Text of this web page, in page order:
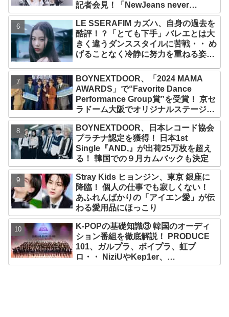
記者会見！「NewJeans never
dies!」と微笑みの宣言！ ADOR側、
2029年まで契約有効と主張
LE SSERAFIM カズハ、自身の過去を
酷評！？「とても下手」バレエとは大
きく違うダンススタイルに苦戦・・ め
げることなく冷静に努力を重ねる姿に
BOYNEXTDOOR、「2024 MAMA
AWARDS」で“Favorite Dance
Performance Group賞”を受賞！ 京セ
ラドーム大阪でオリジナルステージパ
フォーマンス披露！ 卒業パーティーを
コンセプトにスーツで魅了【動画あ
り】
BOYNEXTDOOR、日本レコード協会
プラチナ認定を獲得！ 日本1st
Single『AND,』が出荷25万枚を超え
る！ 韓国での９月カムバックも決定
Stray Kids ヒョンジン、東京 銀座に
降臨！ 個人の仕事でも寂しくない！
あふれんばかりの「アイエン愛」が伝
わる愛用品にほっこり
K-POPの基礎知識③ 韓国のオーディ
ション番組を徹底解説！ PRODUCE
101、ガルプラ、ボイプラ、虹プ
ロ・・ NiziUやKep1er、
ZEROBASEONEら人気グループが